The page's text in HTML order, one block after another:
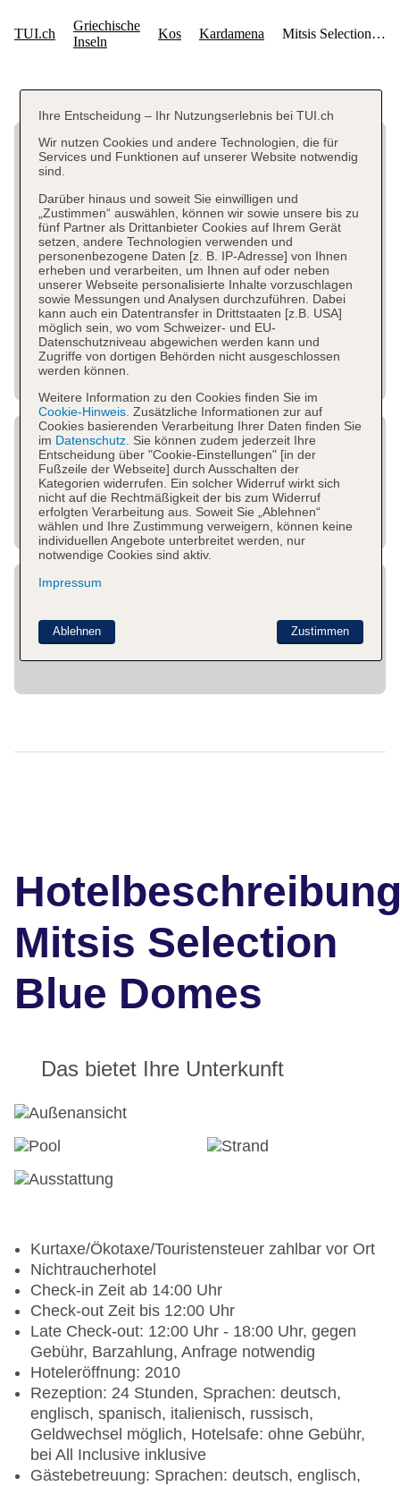
Mitsis Selection
Blue Domes
Das bietet Ihre Unterkunft
Kurtaxe/Ökotaxe/Touristensteuer zahlbar vor Ort
Nichtraucherhotel
Check-in Zeit ab 14:00 Uhr
Check-out Zeit bis 12:00 Uhr
Late Check-out: 12:00 Uhr - 18:00 Uhr, gegen
Gebühr, Barzahlung, Anfrage notwendig
Hoteleröffnung: 2010
Rezeption: 24 Stunden, Sprachen: deutsch,
englisch, spanisch, italienisch, russisch,
Geldwechsel möglich, Hotelsafe: ohne Gebühr,
bei All Inclusive inklusive
Gästebetreuung: Sprachen: deutsch, englisch,
Ihre Entscheidung – Ihr Nutzungserlebnis bei TUI.ch
Wir nutzen Cookies und andere Technologien, die für
Services und Funktionen auf unserer Website notwendig
sind.
Darüber hinaus und soweit Sie einwilligen und
„Zustimmen“ auswählen, können wir sowie unsere bis zu
fünf Partner als Drittanbieter Cookies auf Ihrem Gerät
setzen, andere Technologien verwenden und
personenbezogene Daten [z. B. IP-Adresse] von Ihnen
erheben und verarbeiten, um Ihnen auf oder neben
unserer Webseite personalisierte Inhalte vorzuschlagen
sowie Messungen und Analysen durchzuführen. Dabei
kann auch ein Datentransfer in Drittstaaten [z.B. USA]
möglich sein, wo vom Schweizer- und EU-
Datenschutzniveau abgewichen werden kann und
Zugriffe von dortigen Behörden nicht ausgeschlossen
werden können.
Weitere Information zu den Cookies finden Sie im
Cookie-Hinweis. Zusätzliche Informationen zur auf
Cookies basierenden Verarbeitung Ihrer Daten finden Sie
im Datenschutz. Sie können zudem jederzeit Ihre
Entscheidung über "Cookie-Einstellungen" [in der
Fußzeile der Webseite] durch Ausschalten der
Kategorien widerrufen. Ein solcher Widerruf wirkt sich
nicht auf die Rechtmäßigkeit der bis zum Widerruf
erfolgten Verarbeitung aus. Soweit Sie „Ablehnen“
wählen und Ihre Zustimmung verweigern, können keine
individuellen Angebote unterbreitet werden, nur
notwendige Cookies sind aktiv.
Impressum
Zustimmen
Ablehnen